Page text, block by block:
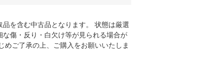
を含む中古品となります。 状態は厳選
な傷・反り・白欠け等が見られる場合が
めご了承の上、ご購入をお願いいたしま